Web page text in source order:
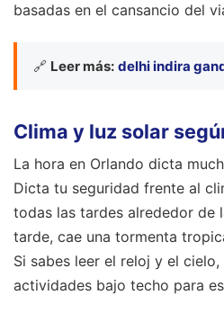
basadas en el cansancio del
🔗 Leer más: delhi indira
Clima y luz solar
La hora en Orlando dicta
Dicta tu seguridad frente al
todas las tardes alrededor de
tarde, cae una tormenta
Si sabes leer el reloj y el
actividades bajo techo para